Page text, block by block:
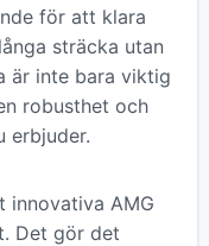
för att klara
sträcka utan
är inte bara viktig
robusthet och
erbjuder.
innovativa AMG
Det gör det